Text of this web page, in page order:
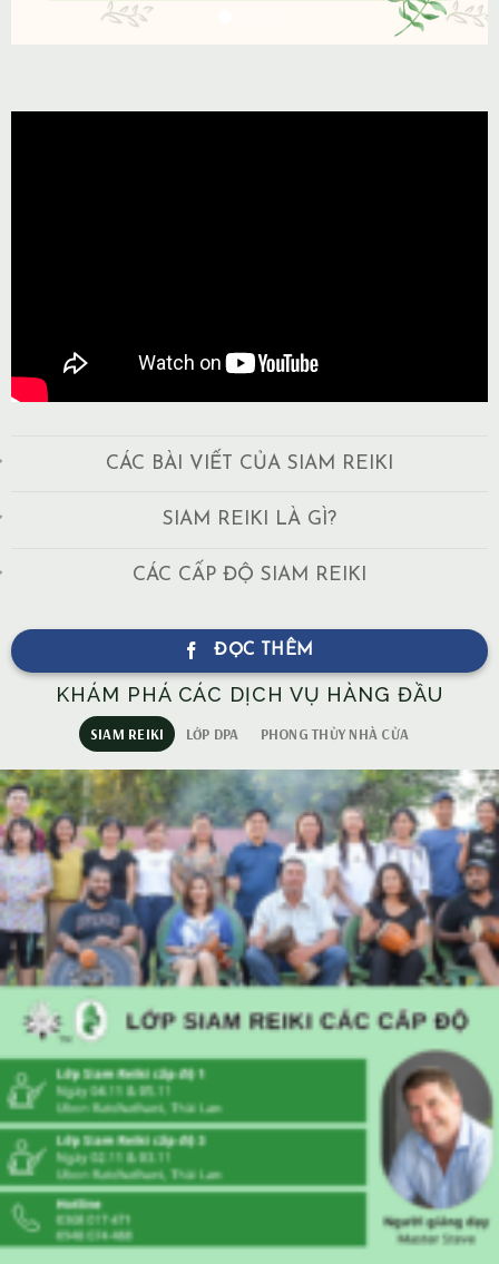
CÁC BÀI VIẾT CỦA SIAM REIKI
SIAM REIKI LÀ GÌ?
CÁC CẤP ĐỘ SIAM REIKI
ĐỌC THÊM
KHÁM PHÁ CÁC DỊCH VỤ HÀNG ĐẦU
SIAM REIKI LỚP DPA PHONG THỦY NHÀ CỬA